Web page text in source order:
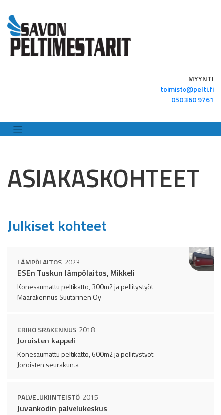
content
MYYNTI
toimisto@pelti.fi
050 360 9761
ASIAKASKOHTEET
Julkiset kohteet
LÄMPÖLAITOS 2023
ESEn Tuskun lämpölaitos, Mikkeli
Konesaumattu peltikatto, 300m2 ja pellitystyöt
Maarakennus Suutarinen Oy
ERIKOISRAKENNUS 2018
Joroisten kappeli
Konesaumattu peltikatto, 600m2 ja pellitystyöt
Joroisten seurakunta
PALVELUKIINTEISTÖ 2015
Juvankodin palvelukeskus